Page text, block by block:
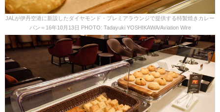
JALが伊丹空港に新設したダイヤモンド・プレミアラウンジで提供する特製焼きカレー
パン＝16年10月13日 PHOTO: Tadayuki YOSHIKAWA/Aviation Wire